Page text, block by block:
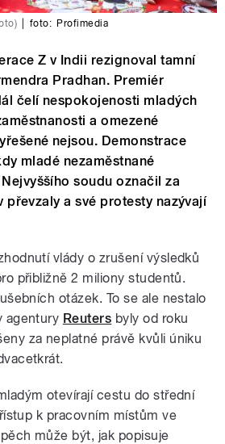
foto: Profimedia
Z v Indii rezignoval tamní
Pradhan. Premiér
čelí nespokojenosti mladých
a omezené
nejsou. Demonstrace
mladé nezaměstnané
soudu označil za
převzaly a své protesty nazývají
vlády o zrušení výsledků
přibližně 2 miliony studentů.
otázek. To se ale nestalo
agentury Reuters byly od roku
za neplatné právě kvůli úniku
otevírají cestu do střední
k pracovním místům ve
může být, jak popisuje